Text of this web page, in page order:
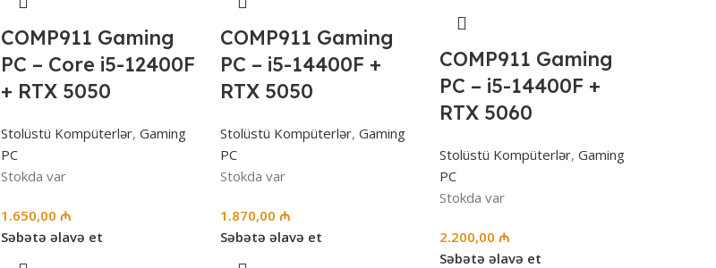
COMP911 Gaming
PC – Core i5-12400F
+ RTX 5050
Stolüstü Kompüterlər, Gaming
PC
Stokda var
1.650,00 ₼
Səbətə əlavə et
COMP911 Gaming
PC – i5-14400F +
RTX 5050
Stolüstü Kompüterlər, Gaming
PC
Stokda var
1.870,00 ₼
Səbətə əlavə et
COMP911 Gaming
PC – i5-14400F +
RTX 5060
Stolüstü Kompüterlər, Gaming
PC
Stokda var
2.200,00 ₼
Səbətə əlavə et